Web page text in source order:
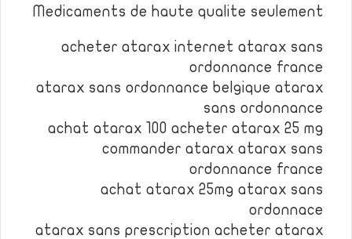
Medicaments de haute qualite seulement
acheter atarax internet atarax sans
ordonnance france
atarax sans ordonnance belgique atarax
sans ordonnance
achat atarax 100 acheter atarax 25 mg
commander atarax atarax sans
ordonnance france
achat atarax 25mg atarax sans
ordonnace
atarax sans prescription acheter atarax